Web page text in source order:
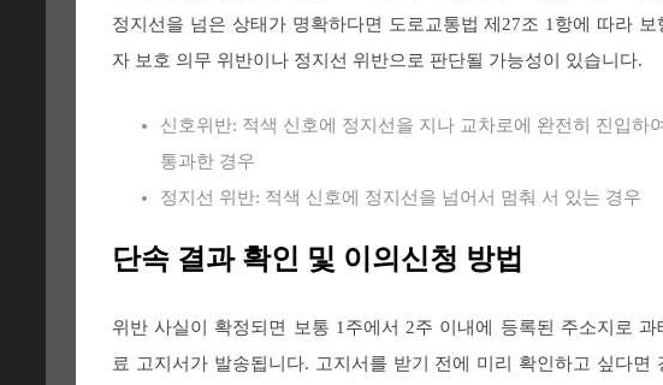
정지선을 넘은 상태가 명확하다면 도로교통법 제27조 1항에 따라 보
자 보호 의무 위반이나 정지선 위반으로 판단될 가능성이 있습니다.
신호위반: 적색 신호에 정지선을 지나 교차로에 완전히 진입하여
통과한 경우
정지선 위반: 적색 신호에 정지선을 넘어서 멈춰 서 있는 경우
단속 결과 확인 및 이의신청 방법
위반 사실이 확정되면 보통 1주에서 2주 이내에 등록된 주소지로 과
료 고지서가 발송됩니다. 고지서를 받기 전에 미리 확인하고 싶다면